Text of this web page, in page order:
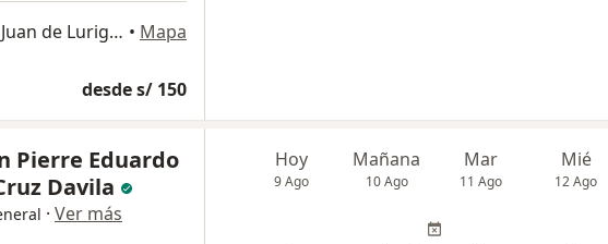
Av. Ricardo tizon 339, San Juan de Lurigancho • Mapa
desde s/ 150
Pierre Eduardo
Davila
· Ver más
Hoy
9 Ago
Mañana
10 Ago
Mar
11 Ago
Mié
12 Ago